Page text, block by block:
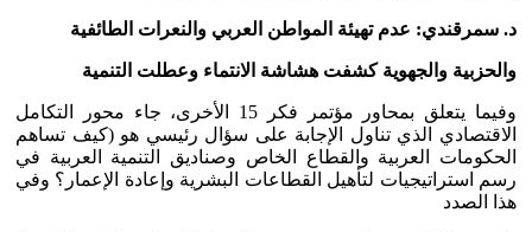
د. سمرقندي: عدم تهيئة المواطن العربي والنعرات الطائفية
والحزبية والجهوية كشفت هشاشة الانتماء وعطلت التنمية
وفيما يتعلق بمحاور مؤتمر فكر 15 الأخرى، جاء محور التكامل
الاقتصادي الذي تناول الإجابة على سؤال رئيسي هو (كيف تساهم
الحكومات العربية والقطاع الخاص وصناديق التنمية العربية في
رسم استراتيجيات لتأهيل القطاعات البشرية وإعادة الإعمار؟ وفي
هذا الصدد